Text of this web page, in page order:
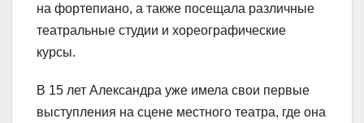
на фортепиано, а также посещала различные
театральные студии и хореографические
курсы.
В 15 лет Александра уже имела свои первые
выступления на сцене местного театра, где она